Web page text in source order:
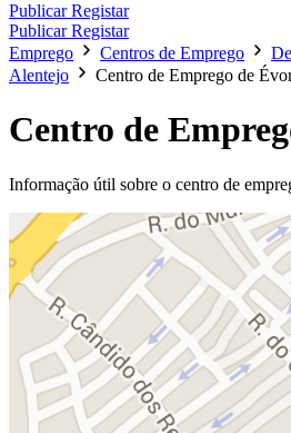
PublicarRegistar
PublicarRegistar
Emprego
Centros de Emprego
Alentejo
Centro de Emprego de
Centro de
Informação útil sobre o centro de